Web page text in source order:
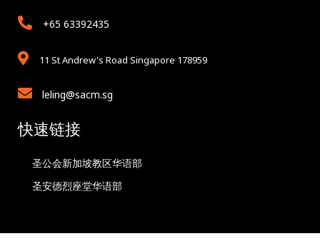
+65 63392435
11 St Andrew's Road Singapore 178959
leling@sacm.sg
快速链接
圣公会新加坡教区华语部
圣安德烈座堂华语部